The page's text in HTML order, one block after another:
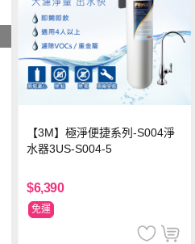
【3M】極淨便捷系列-S004淨
水器3US-S004-5
$6,390
免運